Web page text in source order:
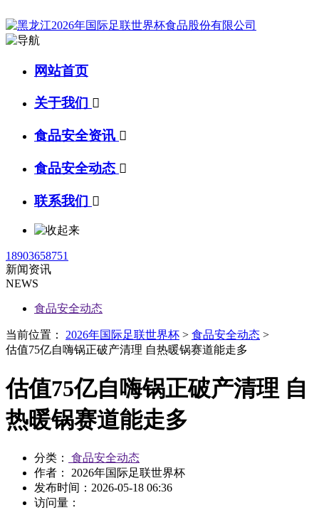
网站首页
关于我们 
食品安全资讯 
食品安全动态 
联系我们 
18903658751
新闻资讯
NEWS
食品安全动态
当前位置： 2026年国际足联世界杯 > 食品安全动态 >
估值75亿自嗨锅正破产清理 自热暖锅赛道能走多
估值75亿自嗨锅正破产清理 自
热暖锅赛道能走多
分类：
食品安全动态
作者： 2026年国际足联世界杯
发布时间： 2026-05-18 06:36
访问量：